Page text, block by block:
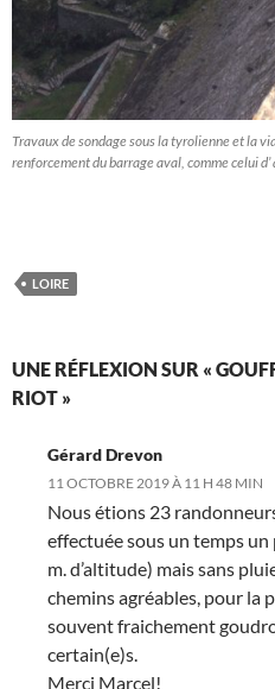
Travaux de sondage sous la tyrolienne et la
renforcement du barrage aval, comme celui
LOIRE
UNE RÉFLEXION SUR «
RIOT »
Gérard Drevon
11 OCTOBRE 2019 À 11 H 48 MIN
Nous étions 23
effectuée sous un temps
m. d’altitude) mais sans
chemins agréables, pour
souvent fraichement
certain(e)s.
Merci Marcel!